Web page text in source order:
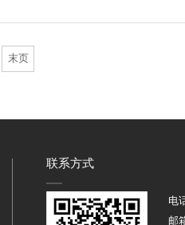
末页
联系方式
电
邮